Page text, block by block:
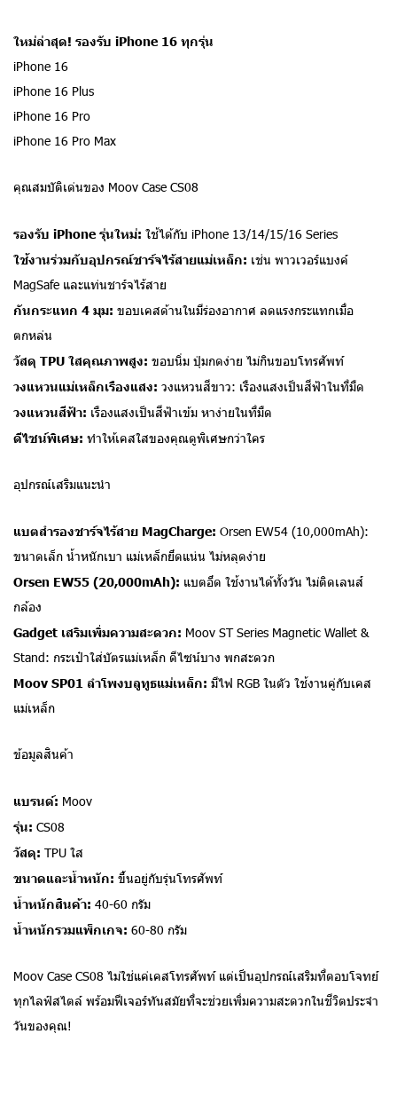
ใหม่ล่าสุด! รองรับ iPhone 16 ทุกรุ่น
iPhone 16
iPhone 16 Plus
iPhone 16 Pro
iPhone 16 Pro Max
คุณสมบัติเด่นของ Moov Case CS08
รองรับ iPhone รุ่นใหม่: ใช้ได้กับ iPhone 13/14/15/16 Series
ใช้งานร่วมกับอุปกรณ์ชาร์จไร้สายแม่เหล็ก: เช่น พาวเวอร์แบงค์
MagSafe และแท่นชาร์จไร้สาย
กันกระแทก 4 มุม: ขอบเคสด้านในมีร่องอากาศ ลดแรงกระแทกเมื่อ
ตกหล่น
วัสดุ TPU ใสคุณภาพสูง: ขอบนิ่ม ปุ่มกดง่าย ไม่กินขอบโทรศัพท์
วงแหวนแม่เหล็กเรืองแสง: วงแหวนสีขาว: เรืองแสงเป็นสีฟ้าในที่มืด
วงแหวนสีฟ้า: เรืองแสงเป็นสีฟ้าเข้ม หาง่ายในที่มืด
ดีไซน์พิเศษ: ทำให้เคสใสของคุณดูพิเศษกว่าใคร
อุปกรณ์เสริมแนะนำ
แบตสำรองชาร์จไร้สาย MagCharge: Orsen EW54 (10,000mAh):
ขนาดเล็ก น้ำหนักเบา แม่เหล็กยึดแน่น ไม่หลุดง่าย
Orsen EW55 (20,000mAh): แบตอึด ใช้งานได้ทั้งวัน ไม่ติดเลนส์
กล้อง
Gadget เสริมเพิ่มความสะดวก: Moov ST Series Magnetic Wallet &
Stand: กระเป๋าใส่บัตรแม่เหล็ก ดีไซน์บาง พกสะดวก
Moov SP01 ลำโพงบลูทูธแม่เหล็ก: มีไฟ RGB ในตัว ใช้งานคู่กับเคส
แม่เหล็ก
ข้อมูลสินค้า
แบรนด์: Moov
รุ่น: CS08
วัสดุ: TPU ใส
ขนาดและน้ำหนัก: ขึ้นอยู่กับรุ่นโทรศัพท์
น้ำหนักสินค้า: 40-60 กรัม
น้ำหนักรวมแพ็กเกจ: 60-80 กรัม
Moov Case CS08 ไม่ใช่แค่เคสโทรศัพท์ แต่เป็นอุปกรณ์เสริมที่ตอบโจทย์
ทุกไลฟ์สไตล์ พร้อมฟีเจอร์ทันสมัยที่จะช่วยเพิ่มความสะดวกในชีวิตประจำ
วันของคุณ!